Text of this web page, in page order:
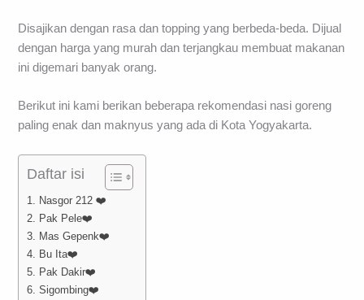
Disajikan dengan rasa dan topping yang berbeda-beda. Dijual
dengan harga yang murah dan terjangkau membuat makanan
ini digemari banyak orang.
Berikut ini kami berikan beberapa rekomendasi nasi goreng
paling enak dan maknyus yang ada di Kota Yogyakarta.
Daftar isi
1. Nasgor 212 ❤️
2. Pak Pele❤️
3. Mas Gepenk❤️
4. Bu Ita❤️
5. Pak Dakir❤️
6. Sigombing❤️